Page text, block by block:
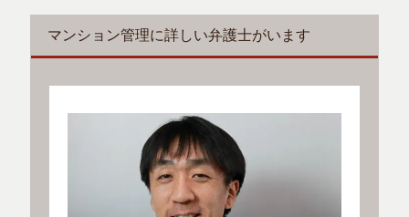
マンション管理に詳しい弁護士がいます